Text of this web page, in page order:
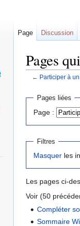
Pages
← Participer à
Sauter
navigation
Sauter
recherche
Pages liées
Page :
Filtres
Masquer les
Les pages ci-
Voir (50
Compléter
Sommaire
Page Discussion